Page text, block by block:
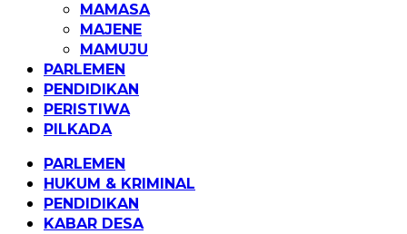
MAMASA
MAJENE
MAMUJU
PARLEMEN
PENDIDIKAN
PERISTIWA
PILKADA
PARLEMEN
HUKUM & KRIMINAL
PENDIDIKAN
KABAR DESA